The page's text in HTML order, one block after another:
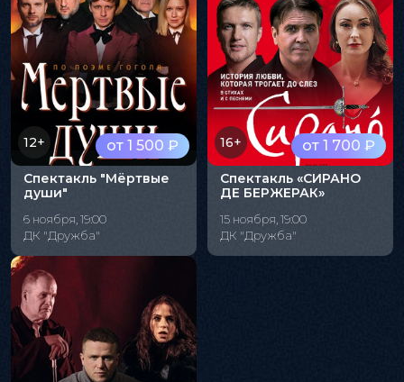
от 1 500 ₽
12+
Спектакль "Мёртвые
души"
6 ноября, 19:00
ДК "Дружба"
от 1 700 ₽
16+
Спектакль «СИРАНО
ДЕ БЕРЖЕРАК»
15 ноября, 19:00
ДК "Дружба"